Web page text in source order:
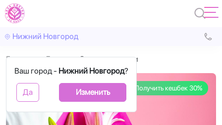
Нижний Новгород
Ваш город - Нижний Новгород?
Да Изменить
Главная Лилии 3 розовые лилии
Получить кешбек 30%